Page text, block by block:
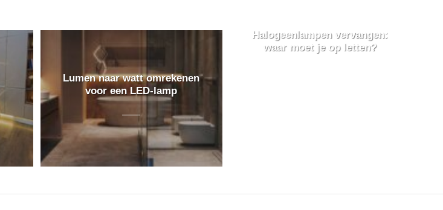
Lumen naar watt omrekenen
voor een LED-lamp
Halogeenlampen vervangen:
waar moet je op letten?